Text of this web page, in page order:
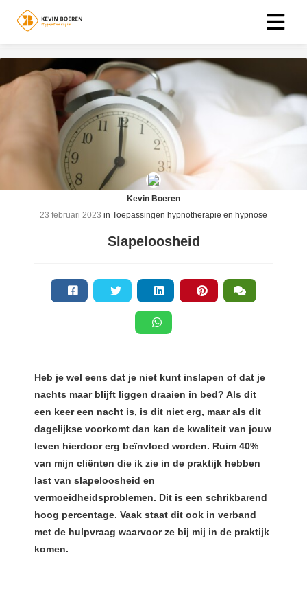
Kevin Boeren
23 februari 2023 in Toepassingen hypnotherapie en hypnose
Slapeloosheid
Heb je wel eens dat je niet kunt inslapen of dat je
nachts maar blijft liggen draaien in bed? Als dit
een keer een nacht is, is dit niet erg, maar als dit
dagelijkse voorkomt dan kan de kwaliteit van jouw
leven hierdoor erg beïnvloed worden. Ruim 40%
van mijn cliënten die ik zie in de praktijk hebben
last van slapeloosheid en
vermoeidheidsproblemen. Dit is een schrikbarend
hoog percentage. Vaak staat dit ook in verband
met de hulpvraag waarvoor ze bij mij in de praktijk
komen.
om
worden
over
op